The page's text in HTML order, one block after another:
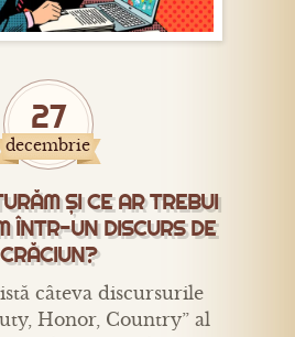
27
decembrie
ȘI CE AR TREBUI
ÎNTR-UN DISCURS DE
CRĂCIUN?
câteva discursurile
Honor, Country” al